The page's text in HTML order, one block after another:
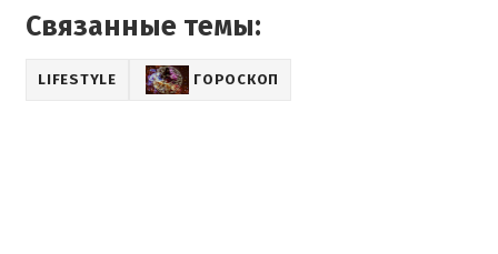
Связанные темы:
LIFESTYLE ГОРОСКОП